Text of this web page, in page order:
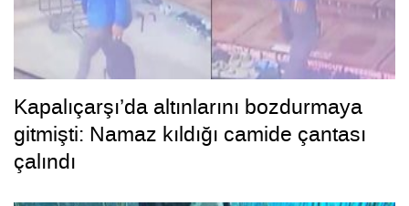
Kapalıçarşı’da altınlarını bozdurmaya
gitmişti: Namaz kıldığı camide çantası
çalındı